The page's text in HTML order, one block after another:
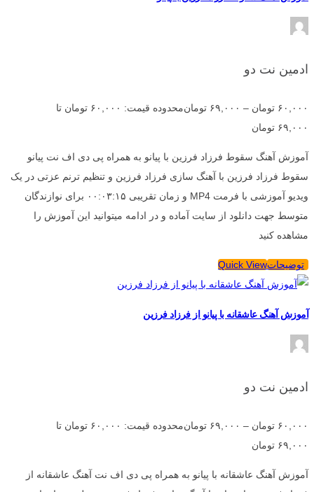
ادمین نت دو
۶۰,۰۰۰ تومان – ۶۹,۰۰۰ تومان
محدوده قیمت: ۶۰,۰۰۰ تومان تا
۶۹,۰۰۰ تومان
آموزش آهنگ سقوط فرزاد فرزین با پیانو به همراه پی دی اف نت پیانو
سقوط فرزاد فرزین با آهنگ سازی فرزاد فرزین و تنظیم ترنم عزتی در یک
ویدیو آموزشی با فرمت MP4 و زمان تقریبی ۰۰:۰۳:۱۵ برای نوازندگان
متوسط جهت دانلود از سایت آماده و در ادامه میتوانید این آموزش را
مشاهده کنید
توضیحاتQuick View
آموزش آهنگ عاشقانه با پیانو از فرزاد فرزین
ادمین نت دو
۶۰,۰۰۰ تومان – ۶۹,۰۰۰ تومان
محدوده قیمت: ۶۰,۰۰۰ تومان تا
۶۹,۰۰۰ تومان
آموزش آهنگ عاشقانه با پیانو به همراه پی دی اف نت آهنگ عاشقانه از